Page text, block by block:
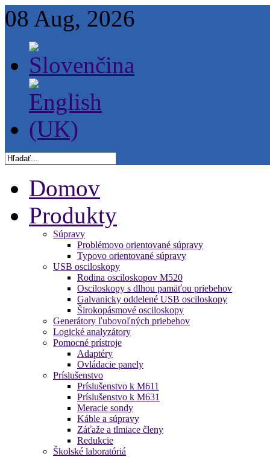
08 Aug, 2026
Domov
Produkty
Súpravy
Problémovo orientované súpravy
Typovo orientované súpravy
USB osciloskopy
Rodina osciloskopov M520
Osciloskopy s dlhou pamäťou priebehov
Galvanicky oddelené USB osciloskopy
Širokopásmové osciloskopy
Generátory ľubovoľných priebehov
Logické analyzátory
Pomocné prístroje
Adaptéry
Ovládacie panely
Príslušenstvo
Príslušenstvo k M611
Príslušenstvo k M631
Meracie sondy
Káble a súpravy
Záťaže a tlmiace členy
Redukcie
Školské laboratóriá